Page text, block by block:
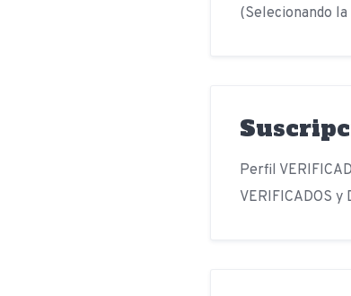
(Selecionando
Perfil
VERIFICADOS y